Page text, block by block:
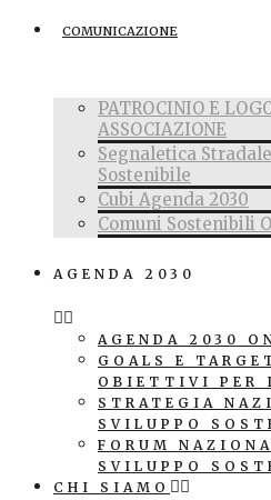
COMUNICAZIONE
PATROCINIO E
ASSOCIAZIONE
Segnaletica
Sostenibile
Cubi Agenda 2030
Comuni Sostenibili
AGENDA 2030
AGENDA 2030
GOALS E
OBIETTIVI PER
STRATEGIA
SVILUPPO
FORUM
SVILUPPO
CHI SIAMO